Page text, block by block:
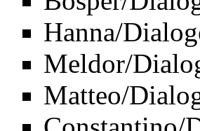
Hanna/
Meldor/
Matteo/